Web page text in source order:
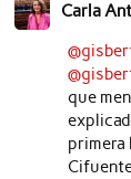
Carla
que
primera